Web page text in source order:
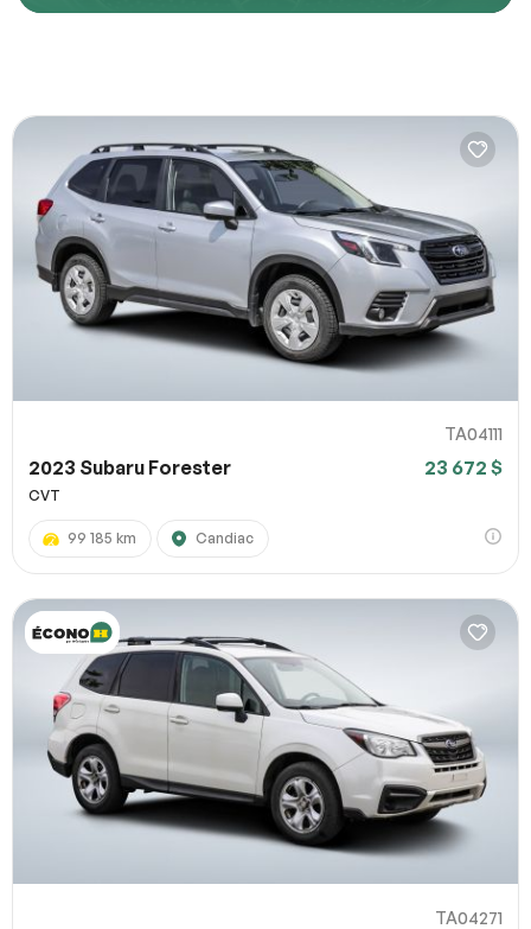
TA04111
2023 Subaru Forester 23 672 $
CVT
99 185 km Candiac
TA04271
100% SÉCURITAIRE
Soumettre
URL de la page
URL de capture d`écran
Partagez un lien vers une capture d`écran ou une vidéo
illustrant le problème (facultatif). Vous pouvez importer
votre fichier sur des services comme Google Drive,